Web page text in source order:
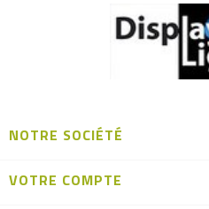
NOTRE SOCIÉTÉ
VOTRE COMPTE